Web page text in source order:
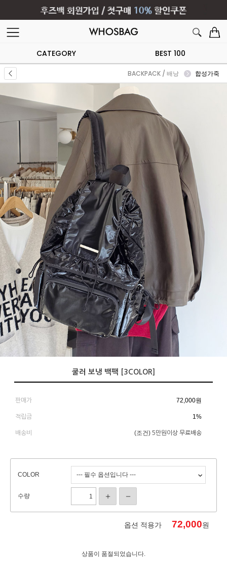
CATEGORY BEST 100
BACKPACK / 배낭 합성가죽
쿨러 보냉 백팩 [3COLOR]
판매가 72,000원
적립금 1%
배송비 (조건) 5만원이상 무료배송
COLOR
수량
옵션 적용가 72,000원
상품이 품절되었습니다.